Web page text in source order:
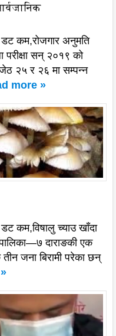
डट कम,रोजगार अनुमति
परीक्षा सन् २०१९ को
२५ र २६ मा सम्पन्न
more »
कम,विषालु च्याउ खाँदा
दाराङकी एक
जना बिरामी परेका छन्